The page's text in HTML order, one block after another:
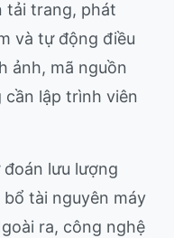
tải trang, phát
và tự động điều
ảnh, mã nguồn
cần lập trình viên
lưu lượng
tài nguyên máy
ra, công nghệ